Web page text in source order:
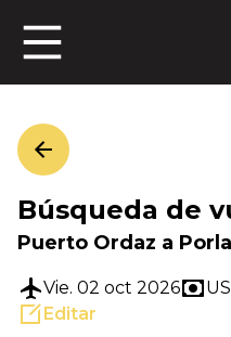
Búsqueda de
Puerto Ordaz a
Vie. 02 oct 2026
Editar